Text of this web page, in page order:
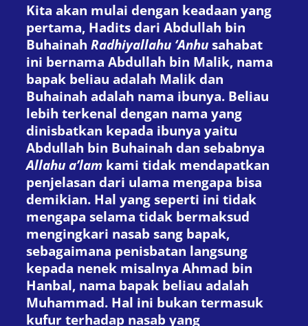
Kita akan mulai dengan keadaan yang
pertama, Hadits dari Abdullah bin
Buhainah Radhiyallahu ‘Anhu sahabat
ini bernama Abdullah bin Malik, nama
bapak beliau adalah Malik dan
Buhainah adalah nama ibunya. Beliau
lebih terkenal dengan nama yang
dinisbatkan kepada ibunya yaitu
Abdullah bin Buhainah dan sebabnya
Allahu a’lam kami tidak mendapatkan
penjelasan dari ulama mengapa bisa
demikian. Hal yang seperti ini tidak
mengapa selama tidak bermaksud
mengingkari nasab sang bapak,
sebagaimana penisbatan langsung
kepada nenek misalnya Ahmad bin
Hanbal, nama bapak beliau adalah
Muhammad. Hal ini bukan termasuk
kufur terhadap nasab yang